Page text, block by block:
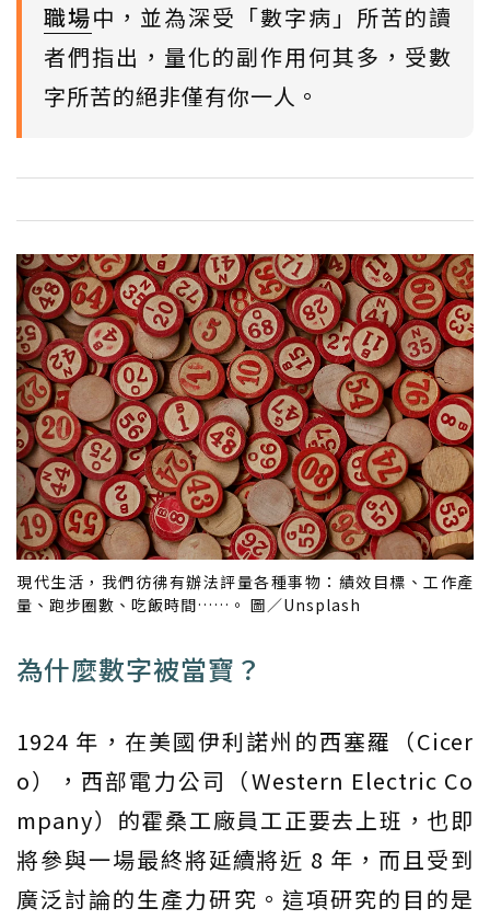
職場中，並為深受「數字病」所苦的讀
者們指出，量化的副作用何其多，受數
字所苦的絕非僅有你一人。
現代生活，我們彷彿有辦法評量各種事物：績效目標、工作產
量、跑步圈數、吃飯時間……。 圖／Unsplash
為什麼數字被當寶？
1924 年，在美國伊利諾州的西塞羅（Cicer
o），西部電力公司（Western Electric Co
mpany）的霍桑工廠員工正要去上班，也即
將參與一場最終將延續將近 8 年，而且受到
廣泛討論的生產力研究。這項研究的目的是